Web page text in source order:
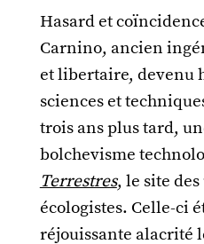
Hasard et
Carnino, ancien
et libertaire, devenu
sciences et
trois ans plus tard,
bolchevisme
Terrestres, le site
écologistes. Celle-ci
réjouissante alacrité